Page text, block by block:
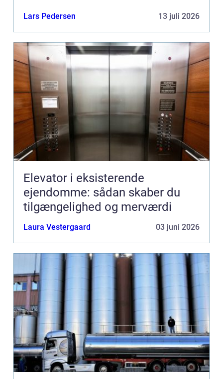
Lars Pedersen 13 juli 2026
Elevator i eksisterende
ejendomme: sådan skaber du
tilgængelighed og merværdi
Laura Vestergaard 03 juni 2026